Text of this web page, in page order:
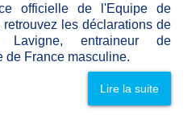
officielle de l'Equipe de
retrouvez les déclarations de
Lavigne, entraineur de
de France masculine.
Lire la suite